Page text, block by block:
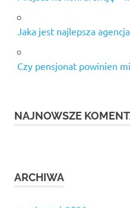
Jaka jest najlepsza
Czy pensjonat powinien
NAJNOWSZE
ARCHIWA